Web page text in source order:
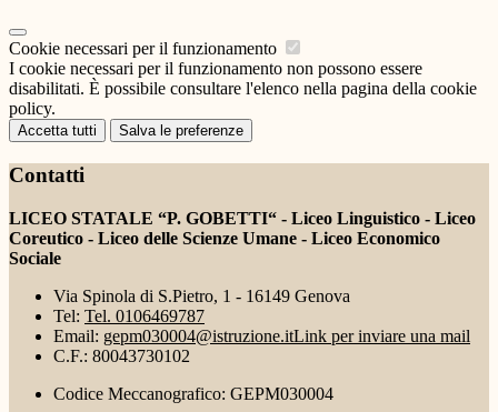
Cookie necessari per il funzionamento
I cookie necessari per il funzionamento non possono essere
disabilitati. È possibile consultare l'elenco nella pagina della cookie
policy.
Accetta tutti Salva le preferenze
Contatti
LICEO STATALE “P. GOBETTI“ - Liceo Linguistico - Liceo
Coreutico - Liceo delle Scienze Umane - Liceo Economico
Sociale
Via Spinola di S.Pietro, 1 - 16149 Genova
Tel: Tel. 0106469787
Email: gepm030004@istruzione.itLink per inviare una mail
C.F.: 80043730102
Codice Meccanografico: GEPM030004